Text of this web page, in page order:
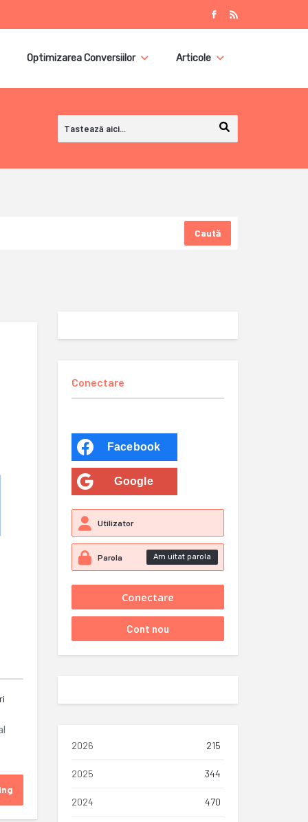
Optimizarea Conversiilor Articole
Caută
Conectare
Facebook
Google
Am uitat parola
2026 215
2025 344
2024 470